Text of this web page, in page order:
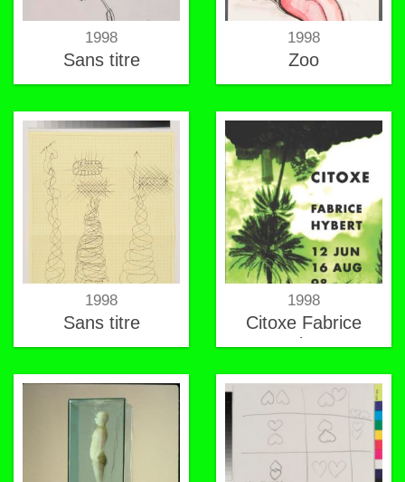
1998
Sans titre
1998
Zoo
1998
Sans titre
1998
Citoxe Fabrice
Hybert